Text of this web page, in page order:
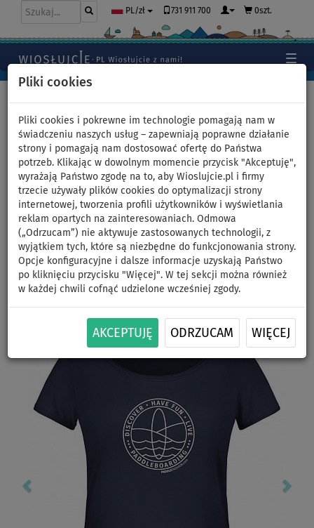
Pliki cookies
Pliki cookies i pokrewne im technologie pomagają nam w
świadczeniu naszych usług – zapewniają poprawne działanie
strony i pomagają nam dostosować ofertę do Państwa
potrzeb. Klikając w dowolnym momencie przycisk "Akceptuję",
wyrażają Państwo zgodę na to, aby Wioslujcie.pl i firmy
trzecie używały plików cookies do optymalizacji strony
internetowej, tworzenia profili użytkowników i wyświetlania
reklam opartych na zainteresowaniach. Odmowa
(„Odrzucam”) nie aktywuje zastosowanych technologii, z
wyjątkiem tych, które są niezbędne do funkcjonowania strony.
Opcje konfiguracyjne i dalsze informacje uzyskają Państwo
po kliknięciu przycisku "Więcej". W tej sekcji można również
w każdej chwili cofnąć udzielone wcześniej zgody.
AKCEPTUJĘ ODRZUCAM WIĘCEJ
PL/zł 731 911 700 0szt.
T-shirt bawełniany damski
PADDLEBOARDING STAMP
NAVY - organic cotton -
rozmiar: L
DO
Next